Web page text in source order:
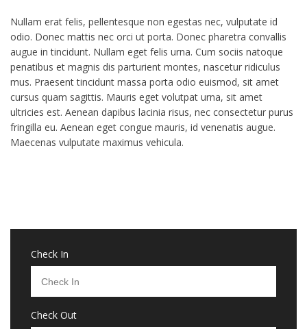
Nullam erat felis, pellentesque non egestas nec, vulputate id
odio. Donec mattis nec orci ut porta. Donec pharetra convallis
augue in tincidunt. Nullam eget felis urna. Cum sociis natoque
penatibus et magnis dis parturient montes, nascetur ridiculus
mus. Praesent tincidunt massa porta odio euismod, sit amet
cursus quam sagittis. Mauris eget volutpat urna, sit amet
ultricies est. Aenean dapibus lacinia risus, nec consectetur purus
fringilla eu. Aenean eget congue mauris, id venenatis augue.
Maecenas vulputate maximus vehicula.
Check In
Check Out